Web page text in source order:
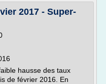
2017 - Super-
hausse des taux
de février 2016. En